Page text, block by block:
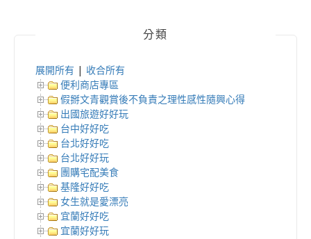
分類
展開所有
收合所有
便利商店專區
假掰文青觀賞後不負責之理性感性隨興心得
出國旅遊好好玩
台中好好吃
台北好好吃
台北好好玩
團購宅配美食
基隆好好吃
女生就是愛漂亮
宜蘭好好吃
宜蘭好好玩